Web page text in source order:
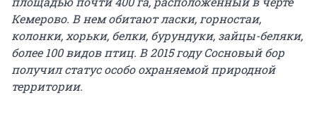
Кемерово. В нем обитают ласки, горностаи,
колонки, хорьки, белки, бурундуки, зайцы-беляки,
более 100 видов птиц. В 2015 году Сосновый бор
получил статус особо охраняемой природной
территории.